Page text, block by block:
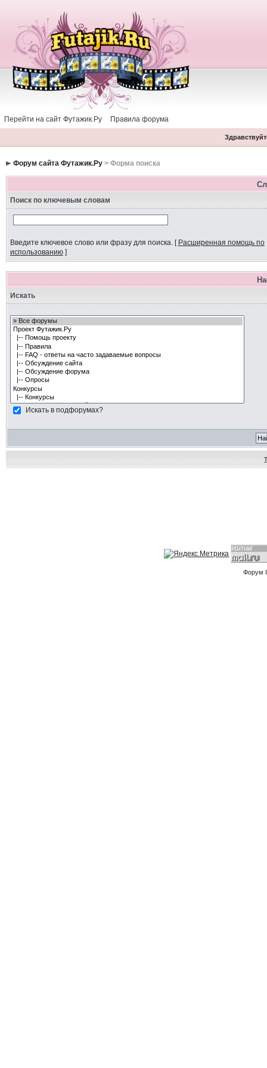
Перейти на сайт Футажик.Ру Правила форума
Форум сайта Футажик.Ру> Форма поиска
Поиск по ключевым словам
Введите ключевое слово или фразу для поиска.[ Расширенная помощь по
использованию]
Искать
Искать в подфорумах?
Форум